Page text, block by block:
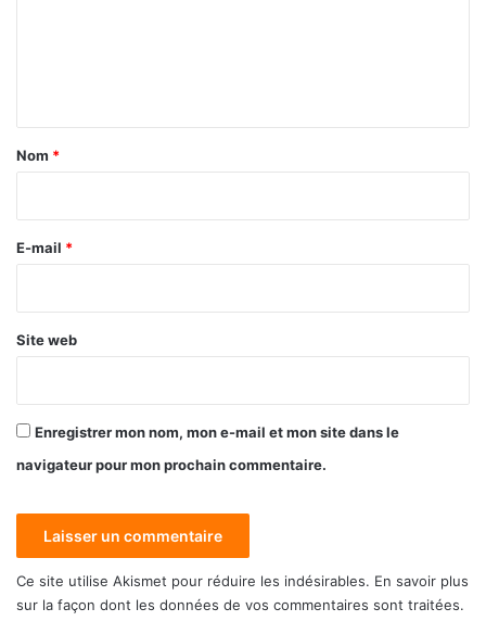
a
e
Nom *
E-mail *
Site web
Enregistrer mon nom, mon e-mail et mon site dans le
navigateur pour mon prochain commentaire.
Ce site utilise Akismet pour réduire les indésirables. En savoir plus
sur la façon dont les données de vos commentaires sont traitées.